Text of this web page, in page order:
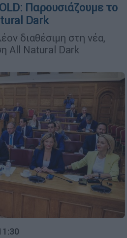
Παρουσιάζουμε το
Dark
διαθέσιμη στη νέα,
All Natural Dark